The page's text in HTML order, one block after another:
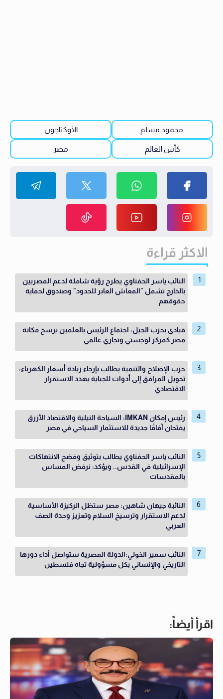
.محمود مسلم الأوكتاجون
كأس العالم مصر
الاكثر قراءة
النائب ياسر الحفناوي يطرح رؤية شاملة لدعم المصريين
بالخارج تشمل "المعاش العابر للحدود" وصندوق لحماية
حقوقهم
قيادي بحزب الجيل: اجتماع الرئيس بالعلمين يرسخ مكانة
مصر كمركز لوجستي وتجاري عالمي
حزب الإصلاح والتنمية يطالب بإرجاء زيادة أسعار الكهرباء:
تحويل المرافق إلى أدوات للجباية يهدد الاستقرار
الاقتصادي
رئيس إمكان IMKAN: السياحة النيلية والاقتصاد الأزرق
يفتحان آفاقًا جديدة للاستثمار السياحي في مصر
النائب ياسر الحفناوي يطالب بتوثيق وفضح الانتهاكات
الإسرائيلية في القدس.. ويؤكد: نرفض المساس
بالمقدسات
النائبة جيهان شاهين: مصر ستظل الركيزة الأساسية
لدعم الاستقرار وترسيخ السلام وتعزيز وحدة الصف
العربي
النائب سمير الخولي:الدولة المصرية ستواصل أداء دورها
التاريخي والإنساني بكل مسؤولية تجاه فلسطين
اقرأ أيضاً: